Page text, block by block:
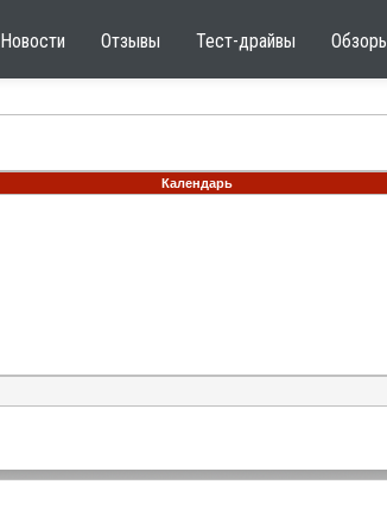
Новости Отзывы Тест-драйвы
Календарь